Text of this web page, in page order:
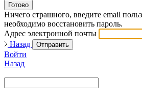
Готово
Ничего страшного, введите email
необходимо восстановить пароль.
Адрес электронной почты
Назад
Отправить
Войти
Назад